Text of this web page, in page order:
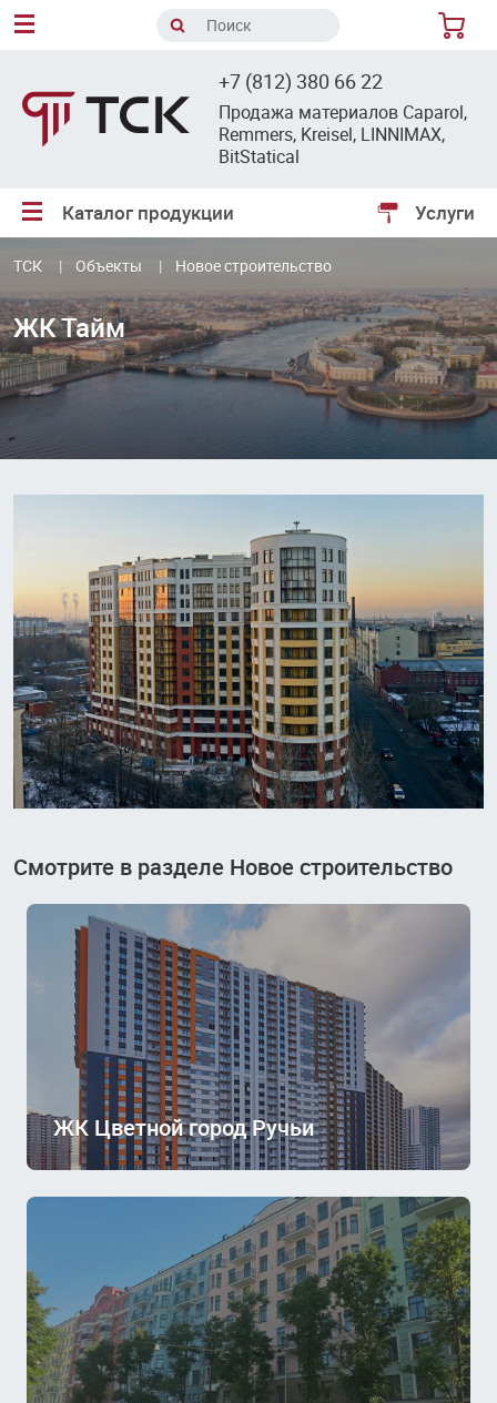
+7 (812) 380 66 22
Продажа материалов Caparol,
Remmers, Kreisel, LINNIMAX,
BitStatical
Каталог продукции Услуги
ТСК Объекты Новое строительство
ЖК Тайм
Смотрите в разделе Новое строительство
ЖК Цветной город Ручьи